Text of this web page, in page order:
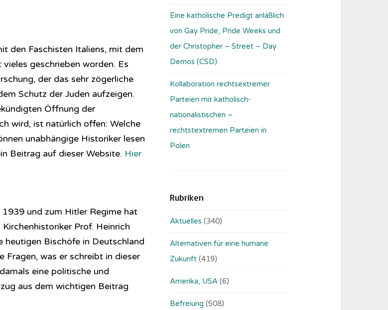
den Faschisten Italiens, mit dem
geschrieben worden. Es
der das sehr zögerliche
Schutz der Juden aufzeigen.
Öffnung der
wird, ist natürlich offen: Welche
unabhängige Historiker lesen
Beitrag auf dieser Website. Hier
und zum Hitler Regime hat
Prof. Heinrich
heutigen Bischöfe in Deutschland
Fragen, was er schreibt in dieser
eine politische und
aus dem wichtigen Beitrag
Eine katholische Predigt anläßlich
von Gay Pride, Pride Weeks und
der Christopher – Street – Day
Demos (CSD)
Kollaboration rechtsextremer
Parteien mit katholisch-
nationalistischen –
rechtstextremen Parteien in
Polen
Rubriken
Aktuelles (340)
Alternativen für eine humane
Zukunft (419)
Amerika, USA (6)
Befreiung (508)